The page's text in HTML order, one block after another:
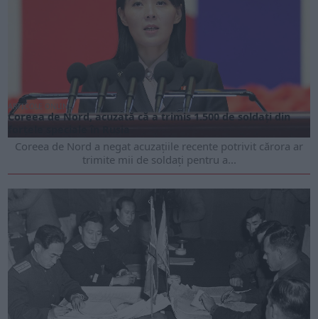
ARTICOLE ONLINE
Coreea de Nord, acuzată că a trimis 1.500 de soldaţi din
Coreea de Nord a negat acuzațiile recente potrivit cărora ar
trimite mii de soldați pentru a...